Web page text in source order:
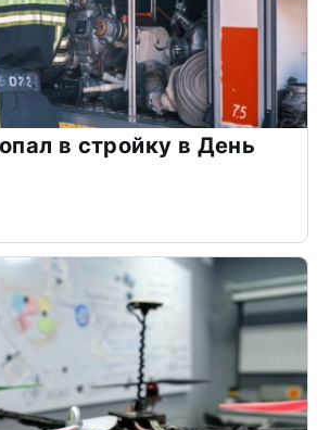
в стройку в День